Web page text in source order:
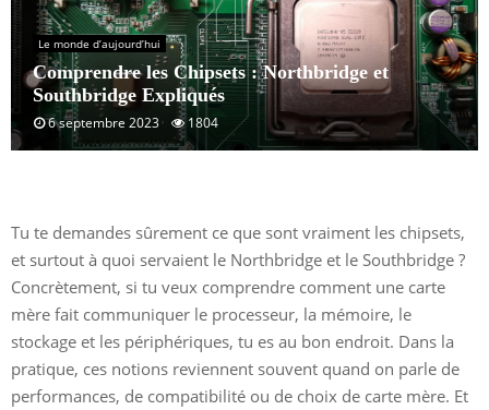
Le monde d’aujourd’hui
Comprendre les Chipsets : Northbridge et
Southbridge Expliqués
6 septembre 2023 1804
Tu te demandes sûrement ce que sont vraiment les chipsets,
et surtout à quoi servaient le Northbridge et le Southbridge ?
Concrètement, si tu veux comprendre comment une carte
mère fait communiquer le processeur, la mémoire, le
stockage et les périphériques, tu es au bon endroit. Dans la
pratique, ces notions reviennent souvent quand on parle de
performances, de compatibilité ou de choix de carte mère. Et